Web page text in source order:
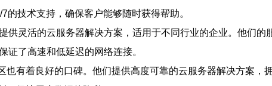
技术支持，确保客户能够随时获得帮助。
灵活的云服务器解决方案，适用于不同行业的企业。他们
了高速和低延迟的网络连接。
有着良好的口碑。他们提供高度可靠的云服务器解决方案，